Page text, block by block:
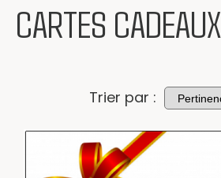
CARTES CADEAUX
Trier par :